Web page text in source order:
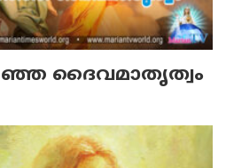
ദൈവമാതൃത്വം